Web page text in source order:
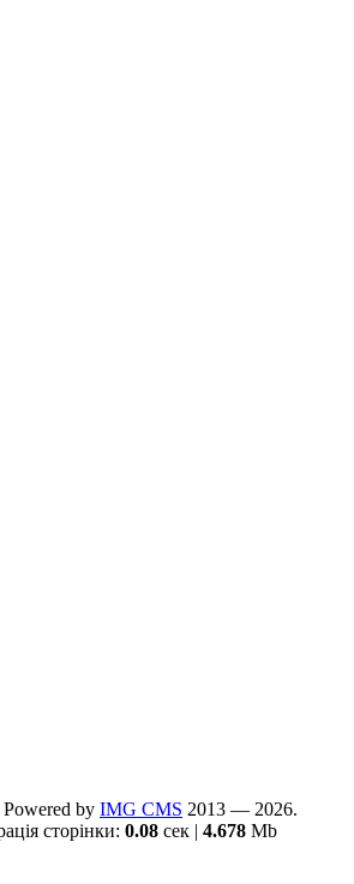
Powered by ІMG CMS 2013 — 2026.
сторінки: 0.08 сек | 4.678 Mb